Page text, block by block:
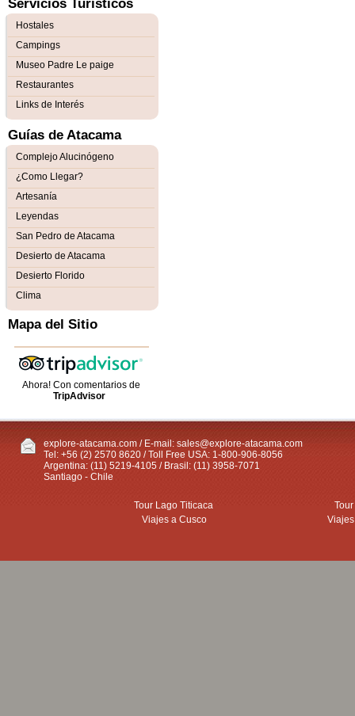
Servicios Turísticos
Hostales
Campings
Museo Padre Le paige
Restaurantes
Links de Interés
Guías de Atacama
Complejo Alucinógeno
¿Como Llegar?
Artesanía
Leyendas
San Pedro de Atacama
Desierto de Atacama
Desierto Florido
Clima
Mapa del Sitio
Ahora! Con comentarios de
TripAdvisor
explore-atacama.com / E-mail: sales@explore-atacama.com
Tel: +56 (2) 2570 8620 / Toll Free USA: 1-800-906-8056
Argentina: (11) 5219-4105 / Brasil: (11) 3958-7071
Santiago - Chile
Tour Lago Titicaca
Viajes a Cusco